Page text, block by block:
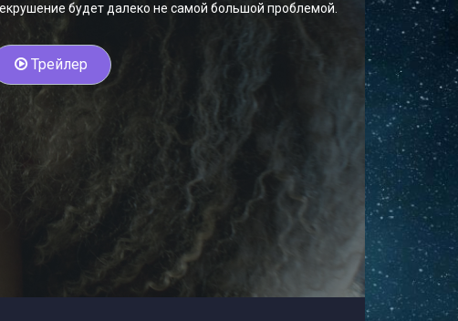
будет далеко не самой большой проблемой.
Трейлер